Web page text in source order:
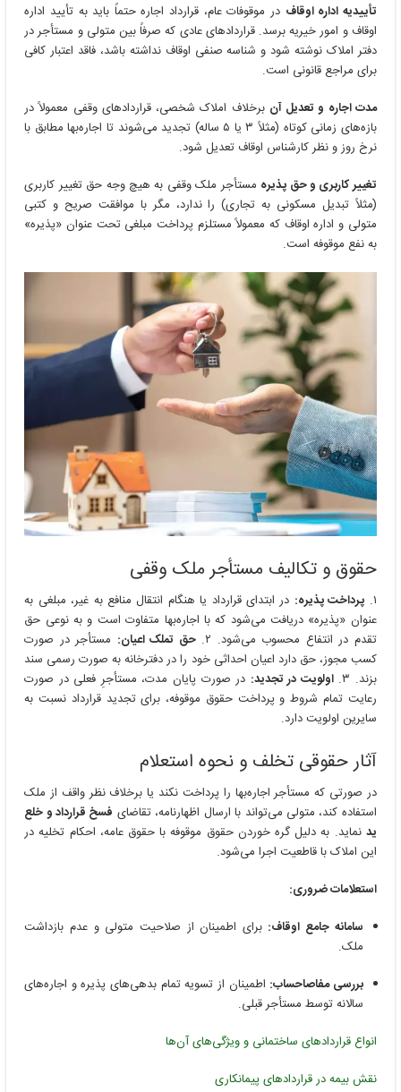
تأییدیه اداره اوقاف در موقوفات عام، قرارداد اجاره حتماً باید به تأیید اداره
اوقاف و امور خیریه برسد. قراردادهای عادی که صرفاً بین متولی و مستأجر در
دفتر املاک نوشته شود و شناسه صنفی اوقاف نداشته باشد، فاقد اعتبار کافی
برای مراجع قانونی است.
مدت اجاره و تعدیل آن برخلاف املاک شخصی، قراردادهای وقفی معمولاً در
بازه‌های زمانی کوتاه (مثلاً ۳ یا ۵ ساله) تجدید می‌شوند تا اجاره‌بها مطابق با
نرخ روز و نظر کارشناس اوقاف تعدیل شود.
تغییر کاربری و حق پذیره مستأجر ملک وقفی به هیچ وجه حق تغییر کاربری
(مثلاً تبدیل مسکونی به تجاری) را ندارد، مگر با موافقت صریح و کتبی
متولی و اداره اوقاف که معمولاً مستلزم پرداخت مبلغی تحت عنوان «پذیره»
به نفع موقوفه است.
حقوق و تکالیف مستأجر ملک وقفی
۱. پرداخت پذیره: در ابتدای قرارداد یا هنگام انتقال منافع به غیر، مبلغی به
عنوان «پذیره» دریافت می‌شود که با اجاره‌بها متفاوت است و به نوعی حق
تقدم در انتفاع محسوب می‌شود. ۲.
حق تملک اعیان: مستأجر در صورت
کسب مجوز، حق دارد اعیان احداثی خود را در دفترخانه به صورت رسمی سند
بزند. ۳.
اولویت در تجدید: در صورت پایان مدت، مستأجرِ فعلی در صورت
رعایت تمام شروط و پرداخت حقوق موقوفه، برای تجدید قرارداد نسبت به
سایرین اولویت دارد.
آثار حقوقی تخلف و نحوه استعلام
در صورتی که مستأجر اجاره‌بها را پرداخت نکند یا برخلاف نظر واقف از ملک
استفاده کند، متولی می‌تواند با ارسال اظهارنامه، تقاضای فسخ قرارداد و خلع
ید نماید. به دلیل گره خوردن حقوق موقوفه با حقوق عامه، احکام تخلیه در
این املاک با قاطعیت اجرا می‌شود.
استعلامات ضروری:
سامانه جامع اوقاف: برای اطمینان از صلاحیت متولی و عدم بازداشت
ملک.
بررسی مفاصاحساب: اطمینان از تسویه تمام بدهی‌های پذیره و اجاره‌های
سالانه توسط مستأجر قبلی.
انواع قراردادهای ساختمانی و ویژگی‌های آن‌ها
نقش بیمه در قراردادهای پیمانکاری